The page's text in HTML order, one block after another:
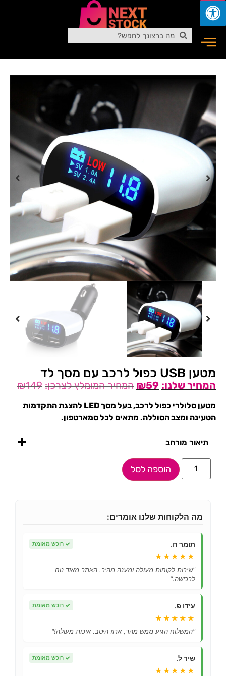
מטען USB כפול לרכב עם מסך לד
₪149 ₪59
מטען סלולרי כפול לרכב, בעל מסך LED להצגת התקדמות
הטעינה ומצב הסוללה. מתאים לכל סמארטפון.
תיאור מורחב
הוספה לסל
מה הלקוחות שלנו אומרים:
תומר ח. ✓ רוכש מאומת
★★★★★
"שירות לקוחות מעולה ומענה מהיר. האתר מאוד נוח
לרכישה."
עידו פ. ✓ רוכש מאומת
★★★★★
"המשלוח הגיע ממש מהר, ארוז היטב. איכות מעולה!"
שיר ל. ✓ רוכש מאומת
★★★★★